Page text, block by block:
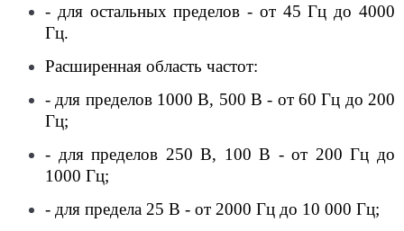
- для остальных пределов - от 45 Гц до 4000
Гц.
Расширенная область частот:
- для пределов 1000 В, 500 В - от 60 Гц до 200
Гц;
- для пределов 250 В, 100 В - от 200 Гц до
1000 Гц;
- для предела 25 В - от 2000 Гц до 10 000 Гц;